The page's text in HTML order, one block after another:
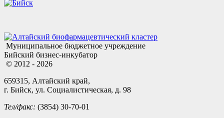
Муниципальное бюджетное учреждение
Бийский бизнес-инкубатор
© 2012 - 2026
659315, Алтайский край,
г. Бийск, ул. Социалистическая, д. 98
Тел/факс: (3854) 30-70-01